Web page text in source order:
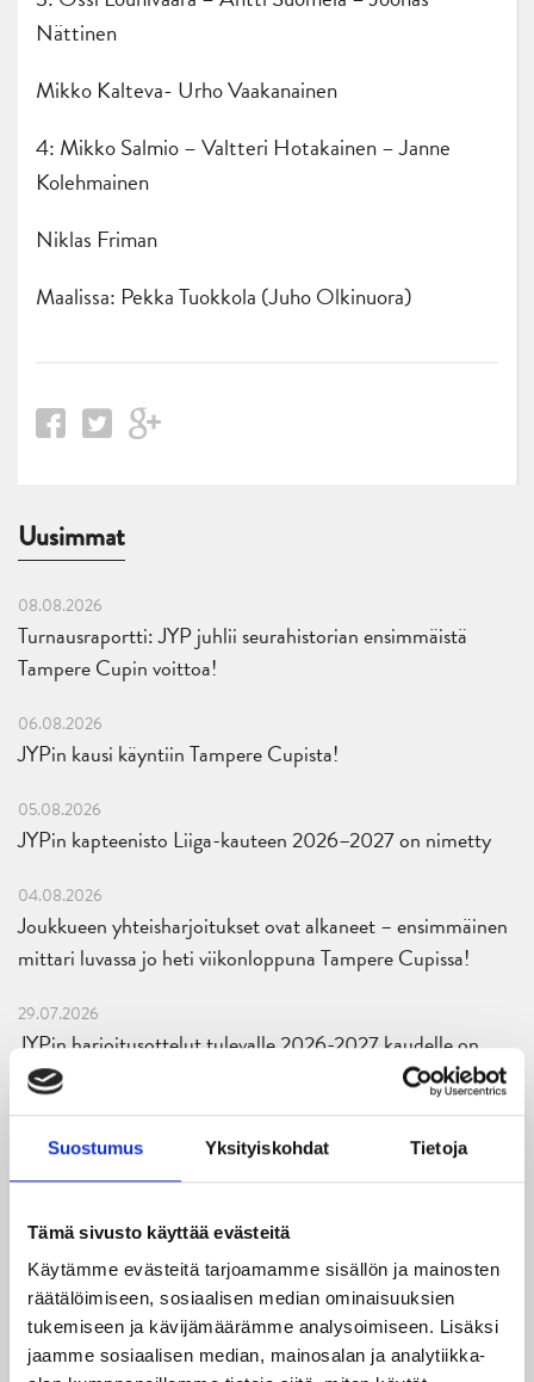
Suostumus Yksityiskohdat Tietoja
Tämä sivusto käyttää evästeitä
Käytämme evästeitä tarjoamamme sisällön ja mainosten
räätälöimiseen, sosiaalisen median ominaisuuksien
tukemiseen ja kävijämäärämme analysoimiseen. Lisäksi
jaamme sosiaalisen median, mainosalan ja analytiikka-
Nättinen
Mikko Kalteva- Urho Vaakanainen
4: Mikko Salmio – Valtteri Hotakainen – Janne
Kolehmainen
Niklas Friman
Maalissa: Pekka Tuokkola (Juho Olkinuora)
Uusimmat
08.08.2026
Turnausraportti: JYP juhlii seurahistorian ensimmäistä
Tampere Cupin voittoa!
06.08.2026
JYPin kausi käyntiin Tampere Cupista!
05.08.2026
JYPin kapteenisto Liiga-kauteen 2026–2027 on nimetty
04.08.2026
Joukkueen yhteisharjoitukset ovat alkaneet – ensimmäinen
mittari luvassa jo heti viikonloppuna Tampere Cupissa!
29.07.2026
JYPin harjoitusottelut tulevalle 2026-2027 kaudelle on
julkaistu!
Ruotsalaishyökkääjä Arvid Costmar JYPiin
JYP ja Secto Rally Finland yhteistyöhön
02.06.2026
Liiga-kauden 2026-2027 otteluohjelma on julkaistu!